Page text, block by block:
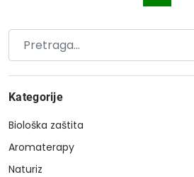
Kategorije
Biološka zaštita
Aromaterapy
Naturiz